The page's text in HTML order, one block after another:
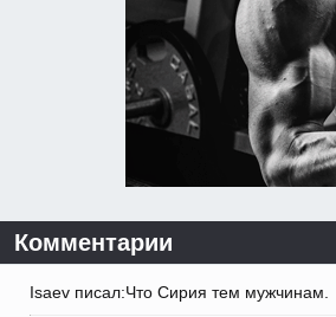
Комментарии
Isaev писал:Что Сирия тем мужчинам.